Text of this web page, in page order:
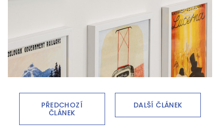
PŘEDCHOZÍ
ČLÁNEK
DALŠÍ ČLÁNEK